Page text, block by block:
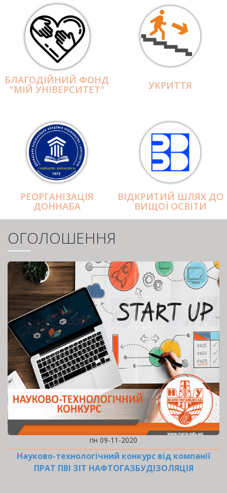
БЛАГОДІЙНИЙ ФОНД
"МІЙ УНІВЕРСИТЕТ" УКРИТТЯ
РЕОРГАНІЗАЦІЯ
ДОННАБА
ВІДКРИТИЙ ШЛЯХ ДО
ВИЩОЇ ОСВІТИ
ОГОЛОШЕННЯ
пн 09-11-2020
Науково-технологічний конкурс від компанії
ПРАТ ПВІ ЗІТ НАФТОГАЗБУДІЗОЛЯЦІЯ